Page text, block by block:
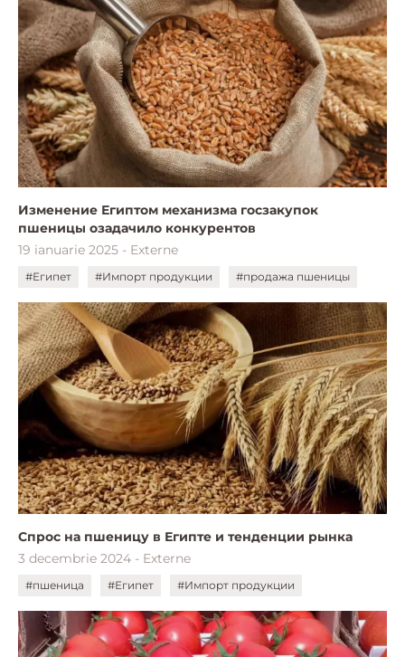
Изменение Египтом механизма госзакупок
пшеницы озадачило конкурентов
19 ianuarie 2025 - Externe
#Египет #Импорт продукции #продажа пшеницы
Спрос на пшеницу в Египте и тенденции рынка
3 decembrie 2024 - Externe
#пшеница #Египет #Импорт продукции